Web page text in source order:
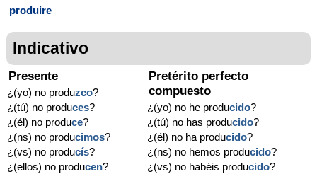
produire
Indicativo
Presente
¿(yo) no produzco?
¿(tú) no produces?
¿(él) no produce?
¿(ns) no producimos?
¿(vs) no producís?
¿(ellos) no producen?
Pretérito perfecto
compuesto
¿(yo) no he producido?
¿(tú) no has producido?
¿(él) no ha producido?
¿(ns) no hemos producido?
¿(vs) no habéis producido?